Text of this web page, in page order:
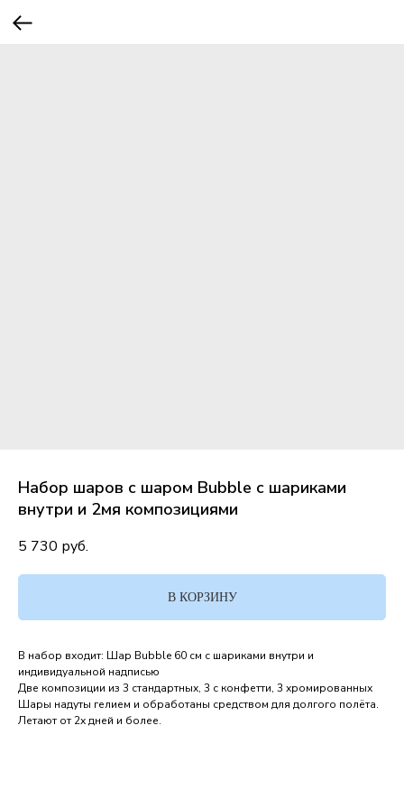
Набор шаров с шаром Bubble с шариками
внутри и 2мя композициями
5 730 руб.
В КОРЗИНУ
В набор входит: Шар Bubble 60 см с шариками внутри и
индивидуальной надписью
Две композиции из 3 стандартных, 3 с конфетти, 3 хромированных
Шары надуты гелием и обработаны средством для долгого полёта.
Летают от 2х дней и более.